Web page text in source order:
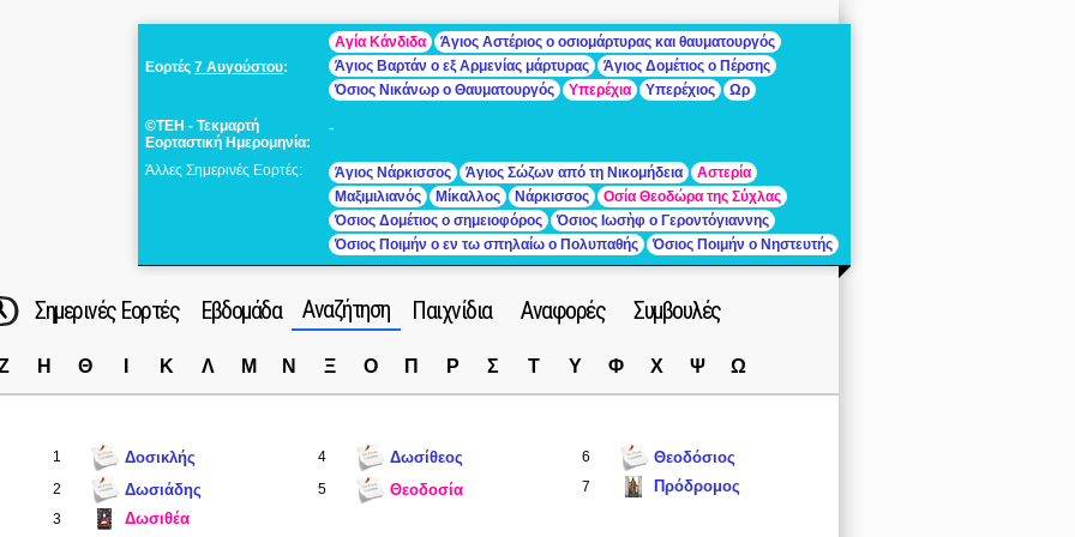
Εορτές 7 Αυγούστου:
Αγία Κάνδιδα
Άγιος Αστέριος ο οσιομάρτυρας και θαυματουργός
Άγιος Βαρτάν ο εξ Αρμενίας μάρτυρας
Άγιος Δομέτιος ο Πέρσης
Όσιος Νικάνωρ ο Θαυματουργός
Υπερέχια Υπερέχιος Ωρ
©ΤΕΗ - Τεκμαρτή
Εορταστική Ημερομηνία:
-
Άλλες Σημερινές Εορτές: Άγιος Νάρκισσος Άγιος Σώζων από τη Νικομήδεια
Αστερία
Μαξιμιλιανός
Μίκαλλος Νάρκισσος
Οσία Θεοδώρα της Σύχλας
Όσιος Δομέτιος ο σημειοφόρος
Όσιος Ιωσὴφ ο Γεροντόγιαννης
Όσιος Ποιμήν ο εν τω σπηλαίω ο Πολυπαθής
Όσιος Ποιμήν ο Νηστευτής
Σημερινές Εορτές Εβδομάδα Αναζήτηση Παιχνίδια Αναφορές Συμβουλές
Η Θ Κ Λ Μ Ν Ξ Ο Π Ρ Σ Τ Υ Φ Χ Ψ Ω
1 Δοσικλής
2 Δωσιάδης
3 Δωσιθέα
4 Δωσίθεος
5 Θεοδοσία
6 Θεοδόσιος
7 Πρόδρομος